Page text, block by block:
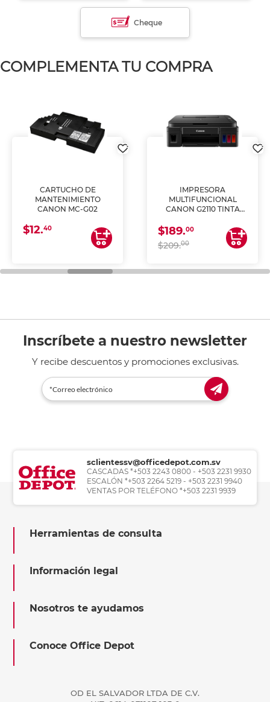
Cheque
COMPLEMENTA TU COMPRA
CARTUCHO DE
MANTENIMIENTO
CANON MC-G02
$12.40
IMPRESORA
MULTIFUNCIONAL
CANON G2110 TINTA
$189.00
$209.00
Inscríbete a nuestro newsletter
Y recibe descuentos y promociones exclusivas.
sclientessv@officedepot.com.sv
CASCADAS *+503 2243 0800 - +503 2231 9930
ESCALÓN *+503 2264 5219 - +503 2231 9940
VENTAS POR TELÉFONO *+503 2231 9939
Herramientas de consulta
Información legal
Nosotros te ayudamos
Conoce Office Depot
OD EL SALVADOR LTDA DE C.V.